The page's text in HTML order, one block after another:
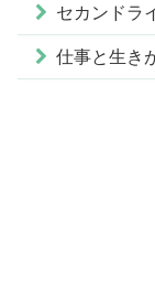
セカンドラ
仕事と生き